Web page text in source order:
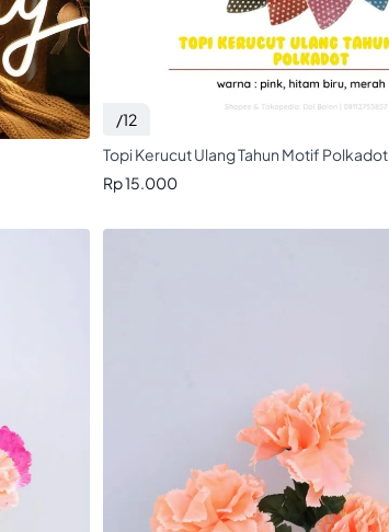
/12
Topi Kerucut Ulang Tahun Motif Polkadot
Rp 15.000